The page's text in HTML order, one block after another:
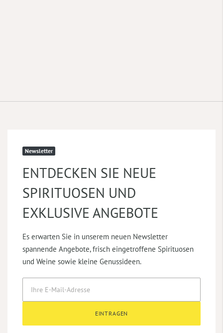
Newsletter
ENTDECKEN SIE NEUE
SPIRITUOSEN UND
EXKLUSIVE ANGEBOTE
Es erwarten Sie in unserem neuen Newsletter
spannende Angebote, frisch eingetroffene Spirituosen
und Weine sowie kleine Genussideen.
EINTRAGEN